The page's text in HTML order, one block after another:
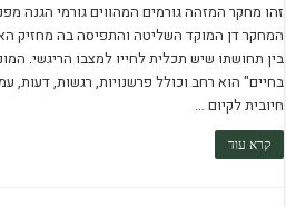
זהו מחקר המזהה גורמים המהווים גורמי הגנה
המחקר דן המוקד השליטה והתפיסה בה מחזיק
בין תחושתו שיש תכלית לחייו למצבו הריגשי.
בחיים" הוא רחב וכולל פרשנויות, רגשות, דעות,
חיובית לקיום …
קרא עוד